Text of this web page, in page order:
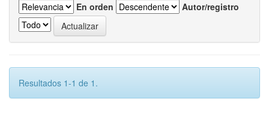
En orden
Autor/registro
Resultados 1-1 de 1.